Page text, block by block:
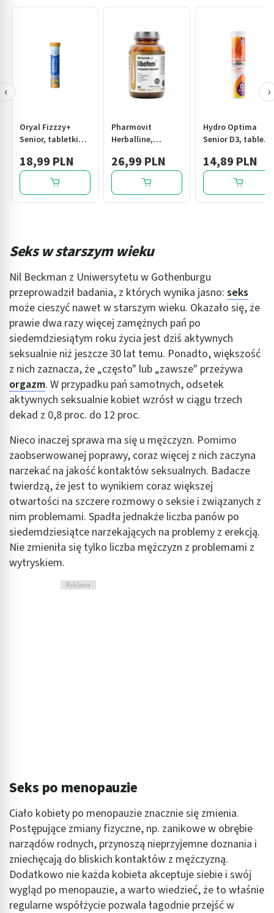
Oryal Fizzzy+
Senior, tabletki
pomar.,bergam.,
20 szt
18,99 PLN
Pharmovit
Herballine,
aktywność
seksualna,
kapsułki, 60 szt.
26,99 PLN
Hydro Optima
Senior D3, tabletki
14,89 PLN
‹ ›
Seks w starszym wieku
Nil Beckman z Uniwersytetu w Gothenburgu
przeprowadził badania, z których wynika jasno: seks
może cieszyć nawet w starszym wieku. Okazało się, że
prawie dwa razy więcej zamężnych pań po
siedemdziesiątym roku życia jest dziś aktywnych
seksualnie niż jeszcze 30 lat temu. Ponadto, większość
z nich zaznacza, że „często" lub „zawsze" przeżywa
orgazm. W przypadku pań samotnych, odsetek
aktywnych seksualnie kobiet wzrósł w ciągu trzech
dekad z 0,8 proc. do 12 proc.
Nieco inaczej sprawa ma się u mężczyzn. Pomimo
zaobserwowanej poprawy, coraz więcej z nich zaczyna
narzekać na jakość kontaktów seksualnych. Badacze
twierdzą, że jest to wynikiem coraz większej
otwartości na szczere rozmowy o seksie i związanych z
nim problemami. Spadła jednakże liczba panów po
siedemdziesiątce narzekających na problemy z erekcją.
Nie zmieniła się tylko liczba mężczyzn z problemami z
wytryskiem.
Reklama
Seks po menopauzie
Ciało kobiety po menopauzie znacznie się zmienia.
Postępujące zmiany fizyczne, np. zanikowe w obrębie
narządów rodnych, przynoszą nieprzyjemne doznania i
zniechęcają do bliskich kontaktów z mężczyzną.
Dodatkowo nie każda kobieta akceptuje siebie i swój
wygląd po menopauzie, a warto wiedzieć, że to właśnie
regularne współżycie pozwala łagodnie przejść w